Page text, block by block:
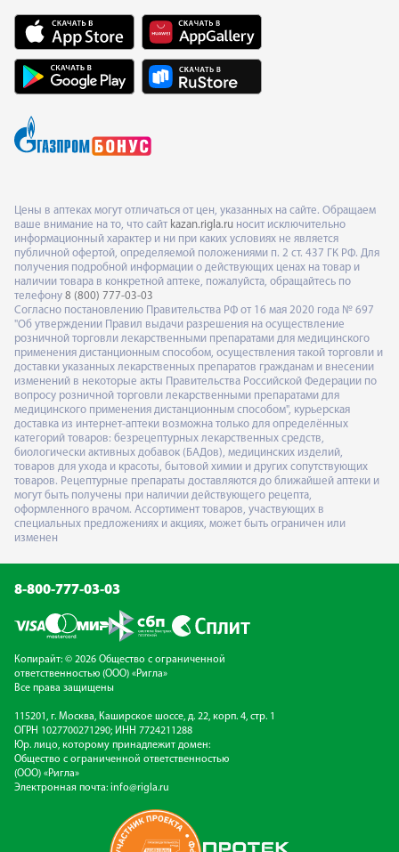
Цены в аптеках могут отличаться от цен, указанных на сайте. Обращаем
ваше внимание на то, что сайт kazan.rigla.ru носит исключительно
информационный характер и ни при каких условиях не является
публичной офертой, определяемой положениями п. 2 ст. 437 ГК РФ. Для
получения подробной информации о действующих ценах на товар и
наличии товара в конкретной аптеке, пожалуйста, обращайтесь по
телефону 8 (800) 777-03-03
Согласно постановлению Правительства РФ от 16 мая 2020 года № 697
"Об утверждении Правил выдачи разрешения на осуществление
розничной торговли лекарственными препаратами для медицинского
применения дистанционным способом, осуществления такой торговли и
доставки указанных лекарственных препаратов гражданам и внесении
изменений в некоторые акты Правительства Российской Федерации по
вопросу розничной торговли лекарственными препаратами для
медицинского применения дистанционным способом", курьерская
доставка из интернет-аптеки возможна только для определённых
категорий товаров: безрецептурных лекарственных средств,
биологически активных добавок (БАДов), медицинских изделий,
товаров для ухода и красоты, бытовой химии и других сопутствующих
товаров. Рецептурные препараты доставляются до ближайшей аптеки и
могут быть получены при наличии действующего рецепта,
оформленного врачом. Ассортимент товаров, участвующих в
специальных предложениях и акциях, может быть ограничен или
изменен
8-800-777-03-03
Копирайт: © 2026 Общество с ограниченной
ответственностью (ООО) «Ригла»
Все права защищены
115201, г. Москва, Каширское шоссе, д. 22, корп. 4, стр. 1
ОГРН 1027700271290; ИНН 7724211288
Юр. лицо, которому принадлежит домен:
Общество с ограниченной ответственностью
(ООО) «Ригла»
Электронная почта: info@rigla.ru